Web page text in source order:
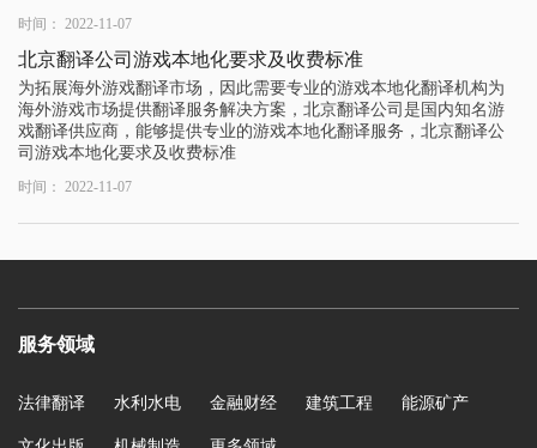
时间： 2022-11-07
北京翻译公司游戏本地化要求及收费标准
为拓展海外游戏翻译市场，因此需要专业的游戏本地化翻译机构为
海外游戏市场提供翻译服务解决方案，北京翻译公司是国内知名游
戏翻译供应商，能够提供专业的游戏本地化翻译服务，北京翻译公
司游戏本地化要求及收费标准
时间： 2022-11-07
服务领域
法律翻译 水利水电 金融财经 建筑工程 能源矿产